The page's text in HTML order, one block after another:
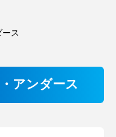
ス
アンダース